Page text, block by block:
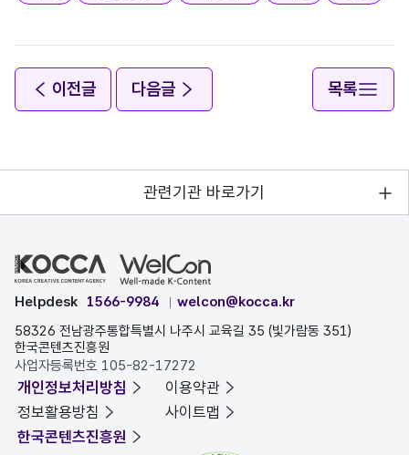
이전글 다음글 목록
관련기관 바로가기
Helpdesk 1566-9984
welcon@kocca.kr
58326 전남광주통합특별시 나주시 교육길 35 (빛가람동 351)
한국콘텐츠진흥원
사업자등록번호 105-82-17272
개인정보처리방침
이용약관
정보활용방침
사이트맵
한국콘텐츠진흥원